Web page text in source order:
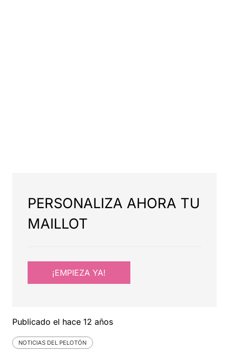
PERSONALIZA AHORA TU
MAILLOT
¡EMPIEZA YA!
Publicado el hace 12 años
NOTICIAS DEL PELOTÓN